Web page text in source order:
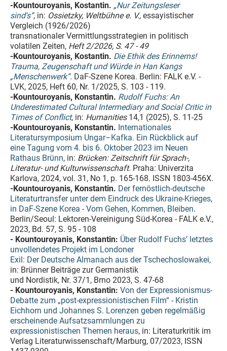
-Kountouroyanis, Kostantin. „Nur Zeitungsleser
sind's“, in: Ossietzky, Weltbühne e. V., essayistischer
Vergleich (1926/2026)
transnationaler Vermittlungsstrategien in politisch
volatilen Zeiten, Heft 2/2026, S. 47 - 49
-Kountouroyanis, Kostantin. Die Ethik des Erinnerns!
Trauma, Zeugenschaft und Würde in Han Kangs
„Menschenwerk“. DaF-Szene Korea. Berlin: FALK e.V. -
LVK, 2025, Heft 60, Nr. 1/2025, S. 103 - 119.
-Kountouroyanis, Konstantin. Rudolf Fuchs: An
Underestimated Cultural Intermediary and Social Critic in
Times of Conflict, in: Humanities14,1 (2025), S. 11-25
-Kountouroyanis, Konstantin. Internationales
Literatursymposium Ungar–Kafka. Ein Rückblick auf
eine Tagung vom 4. bis 6. Oktober 2023 im Neuen
Rathaus Brünn, in: Brücken: Zeitschrift für Sprach-,
Literatur- und Kulturwissenschaft. Praha: Univerzita
Karlova, 2024, vol. 31, No 1, p. 165-168. ISSN 1803-456X.
-Kountouroyanis, Konstantin. Der fernöstlich-deutsche
Literaturtransfer unter dem Eindruck des Ukraine-Krieges,
in DaF-Szene Korea - Vom Gehen, Kommen, Bleiben.
Berlin/Seoul: Lektoren-Vereinigung Süd-Korea - FALK e.V.,
2023, Bd. 57, S. 95 - 108
- Kountouroyanis, Konstantin: Über Rudolf Fuchs’ letztes
unvollendetes Projekt im Londoner
Exil: Der Deutsche Almanach aus der Tschechoslowakei,
in: Brünner Beiträge zur Germanistik
und Nordistik, Nr. 37/1, Brno 2023, S. 47-68
- Kountouroyanis, Konstantin: Von der Expressionismus-
Debatte zum „post-expressionistischen Film“ - Kristin
Eichhorn und Johannes S. Lorenzen geben regelmäßig
erscheinende Aufsatzsammlungen zu
expressionistischen Themen heraus, in: Literaturkritik im
Verlag Literaturwissenschaft/Marburg, 07/2023, ISSN